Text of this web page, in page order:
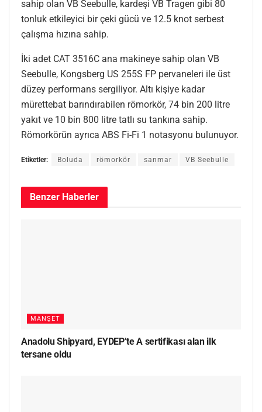
sahip olan VB Seebulle, kardeşi VB Tragen gibi 80
tonluk etkileyici bir çeki gücü ve 12.5 knot serbest
çalışma hızına sahip.
İki adet CAT 3516C ana makineye sahip olan VB
Seebulle, Kongsberg US 255S FP pervaneleri ile üst
düzey performans sergiliyor. Altı kişiye kadar
mürettebat barındırabilen römorkör, 74 bin 200 litre
yakıt ve 10 bin 800 litre tatlı su tankına sahip.
Römorkörün ayrıca ABS Fi-Fi 1 notasyonu bulunuyor.
Etiketler: Boluda römorkör sanmar VB Seebulle
Benzer Haberler
MANŞET
Anadolu Shipyard, EYDEP’te A sertifikası alan ilk
tersane oldu